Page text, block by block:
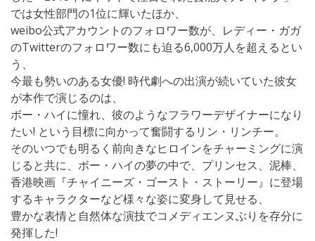
では女性部門の1位に輝いたほか、
weibo公式アカウントのフォロワー数が、レディー・ガガ
のTwitterのフォロワー数にも迫る6,000万人を超えるとい
う、
今最も勢いのある女優! 時代劇への出演が続いていた彼女
が本作で演じるのは、
ボー・ハイに憧れ、彼のようなフラワーデザイナーになり
たい! という目標に向かって奮闘するリン・リンチー。
そのいつでも明るく前向きなヒロインをチャーミングに演
じると共に、ボー・ハイの夢の中で、プリンセス、泥棒、
香港映画『チャイニーズ・ゴースト・ストーリー』に登場
するキャラクターなど様々な姿に変身して見せる、
豊かな表情と自然体な演技でコメディエンヌぶりを存分に
発揮した!